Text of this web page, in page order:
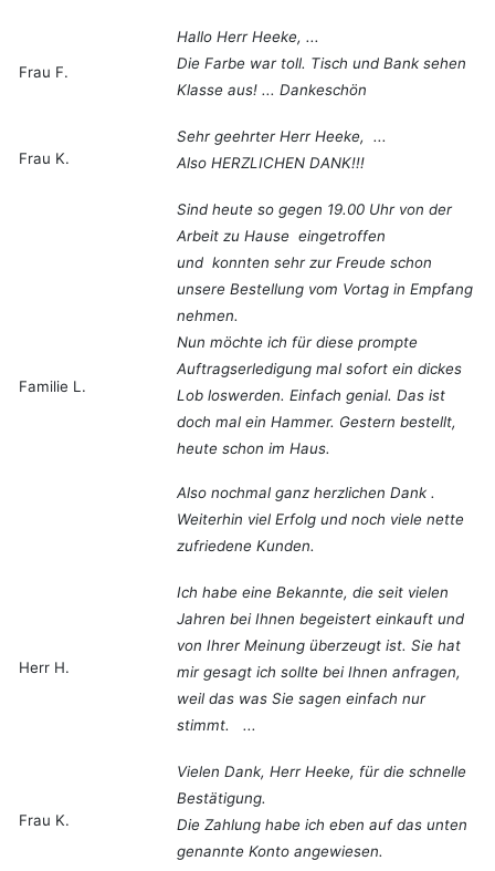
Frau F.
Hallo Herr Heeke, ...
Die Farbe war toll. Tisch und Bank sehen
Klasse aus! ... Dankeschön
Frau K.
Sehr geehrter Herr Heeke, ...
Also HERZLICHEN DANK!!!
Familie L.
Sind heute so gegen 19.00 Uhr von der
Arbeit zu Hause eingetroffen
und konnten sehr zur Freude schon
unsere Bestellung vom Vortag in Empfang
nehmen.
Nun möchte ich für diese prompte
Auftragserledigung mal sofort ein dickes
Lob loswerden. Einfach genial. Das ist
doch mal ein Hammer. Gestern bestellt,
heute schon im Haus.
Also nochmal ganz herzlichen Dank .
Weiterhin viel Erfolg und noch viele nette
zufriedene Kunden.
Herr H.
Ich habe eine Bekannte, die seit vielen
Jahren bei Ihnen begeistert einkauft und
von Ihrer Meinung überzeugt ist. Sie hat
mir gesagt ich sollte bei Ihnen anfragen,
weil das was Sie sagen einfach nur
stimmt. ...
Frau K.
Vielen Dank, Herr Heeke, für die schnelle
Bestätigung.
Die Zahlung habe ich eben auf das unten
genannte Konto angewiesen.